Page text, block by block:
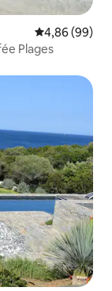
Évaluation
4,86 (99)
Plages